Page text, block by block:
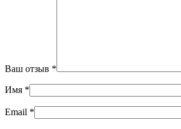
Ваш отзыв *
Имя *
Email *